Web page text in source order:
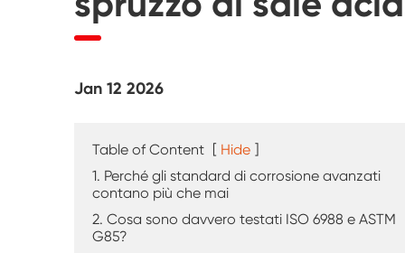
Tester di agenti atmosferici UV
Camera Walk-in
Camera di prova speciale
Apparecchiatura di prova IP
Jan 12 2026
Table of Content [ Hide ]
1. Perché gli standard di corrosione avanzati
contano più che mai
2. Cosa sono davvero testati ISO 6988 e ASTM
G85?